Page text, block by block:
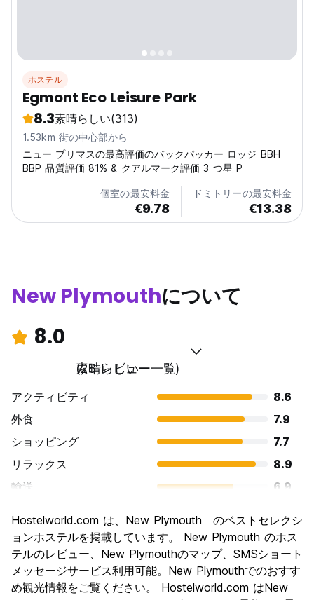
ホステル
Egmont Eco Leisure Park
8.3素晴らしい(313)
1.53km 街の中心部から
ニュー プリマスの最高評価のバックパッカー ロッジ BBH
BBP 品質評価 81% & クアルマーク評価 3 つ星 P
個室の最安料金
€9.78
ドミトリーの最安料金
€13.38
New Plymouthについて
8.0
素晴らしい
(28 レビュー一覧)
アクティビティ
8.6
外食
7.9
ショッピング
7.7
リラックス
8.9
輸送
6.9
文化
8.1
ナイトライフ
6.9
コストパフォーマンス
8.4
Hostelworld.com は、New Plymouth のベストセレクシ
ョンホステルを掲載しています。 New Plymouth のホス
テルのレビュー、New Plymouthのマップ、SMSショート
メッセージサービス利用可能。New Plymouthでのおすす
め観光情報をご覧ください。 Hostelworld.com はNew